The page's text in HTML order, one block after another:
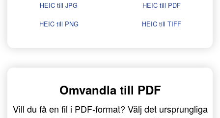
HEIC till JPG
HEIC till PDF
HEIC till PNG
HEIC till TIFF
Omvandla till PDF
Vill du få en fil i PDF-format? Välj det ursprungliga